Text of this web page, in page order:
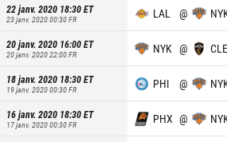
22 janv. 2020 18:30ET
23 janv. 2020 00:30FR LAL @
20 janv. 2020 16:00ET
20 janv. 2020 22:00FR NYK @ CLE
18 janv. 2020 18:30ET
19 janv. 2020 00:30FR PHI @
16 janv. 2020 18:30ET
17 janv. 2020 00:30FR PHX @